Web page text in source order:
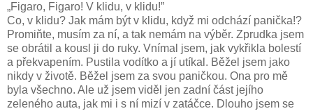
„Figaro, Figaro! V klidu, v klidu!”
Co, v klidu? Jak mám být v klidu, když mi odchází panička!?
Promiňte, musím za ní, a tak nemám na výběr. Zprudka jsem
se obrátil a kousl ji do ruky. Vnímal jsem, jak vykřikla bolestí
a překvapením. Pustila vodítko a jí utíkal. Běžel jsem jako
nikdy v životě. Běžel jsem za svou paničkou. Ona pro mě
byla všechno. Ale už jsem viděl jen zadní část jejího
zeleného auta, jak mi i s ní mizí v zatáčce. Dlouho jsem se